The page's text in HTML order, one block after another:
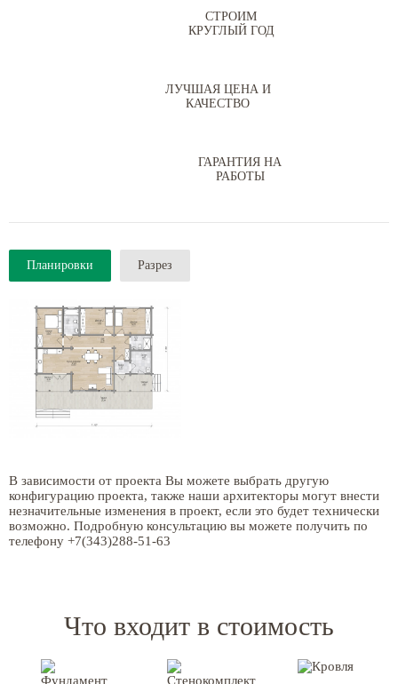
СТРОИМ
КРУГЛЫЙ ГОД
ЛУЧШАЯ ЦЕНА И
КАЧЕСТВО
ГАРАНТИЯ НА
РАБОТЫ
Планировки Разрез
В зависимости от проекта Вы можете выбрать другую
конфигурацию проекта, также наши архитекторы могут внести
незначительные изменения в проект, если это будет технически
возможно. Подробную консультацию вы можете получить по
телефону +7(343)288-51-63
Что входит в стоимость